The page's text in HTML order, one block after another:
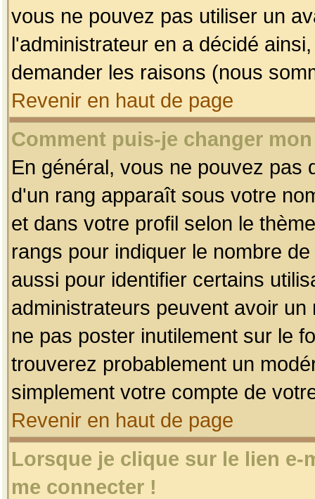
vous ne pouvez pas utiliser un
l'administrateur en a décidé
demander les raisons (nous
Revenir en haut de page
Comment puis-je changer
En général, vous ne pouvez pas
d'un rang apparaît sous votre
et dans votre profil selon le
rangs pour indiquer le nombre
aussi pour identifier certains
administrateurs peuvent avoir
ne pas poster inutilement sur le
trouverez probablement un
simplement votre compte de
Revenir en haut de page
Lorsque je clique sur le lien
me connecter !